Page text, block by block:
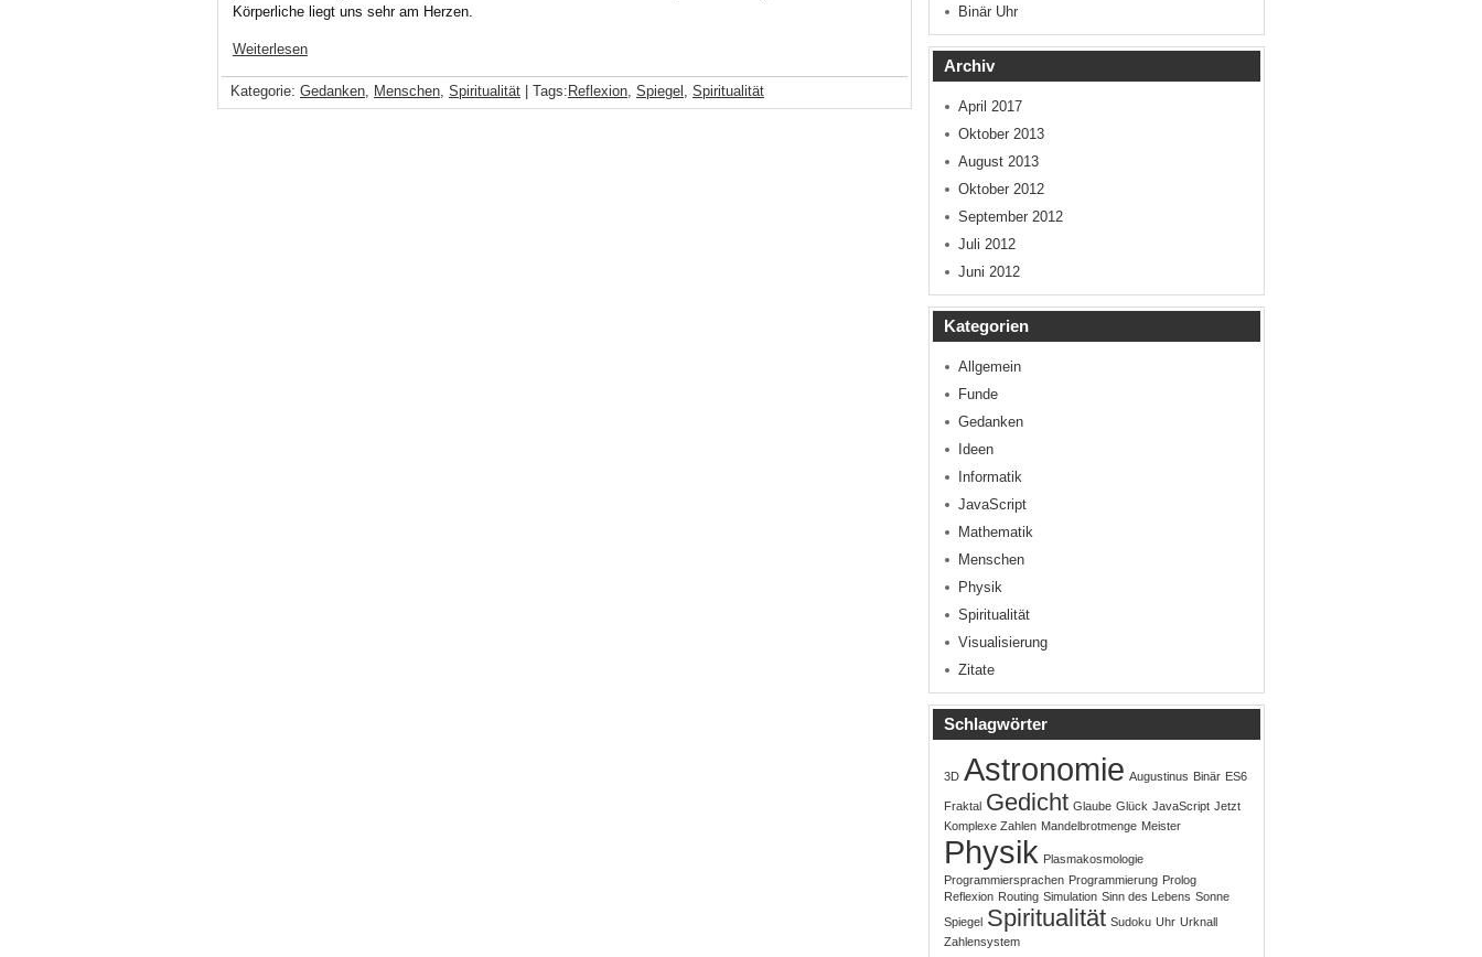
Körperliche liegt uns sehr am Herzen.
Weiterlesen
Kategorie: Gedanken, Menschen, Spiritualität | Tags: Reflexion, Spiegel , Spiritualität
Binär Uhr
Archiv
April 2017
Oktober 2013
August 2013
Oktober 2012
September 2012
Juli 2012
Juni 2012
Kategorien
Allgemein
Funde
Gedanken
Ideen
Informatik
JavaScript
Mathematik
Menschen
Physik
Spiritualität
Visualisierung
Zitate
Schlagwörter
3D Astronomie Augustinus Binär ES6
Fraktal Gedicht Glaube Glück JavaScript Jetzt
Komplexe Zahlen Mandelbrotmenge Meister
Physik Plasmakosmologie
Programmiersprachen Programmierung Prolog
Reflexion Routing Simulation Sinn des Lebens Sonne
Spiegel Spiritualität Sudoku Uhr Urknall
Zahlensystem